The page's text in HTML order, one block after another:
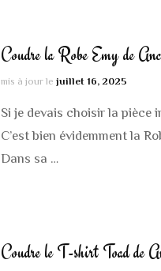
Coudre la Robe Emy de
mis à jour le juillet 16, 2025
Si je devais choisir la pièce
C’est bien évidemment la
Dans sa …
Coudre le T-shirt Toad de